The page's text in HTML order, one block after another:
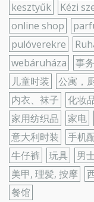
kesztyűk
Kézi
online shop
pulóverekre
webáruháza
事
儿童时装
公寓，
内衣、袜子
化妆
家用纺织品
家电
意大利时装
手机
牛仔裤
玩具 男
美甲, 理髪, 按摩
餐馆